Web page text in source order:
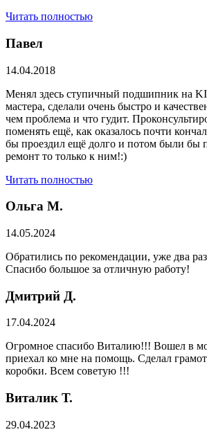
Читать полностью
Павел
14.04.2018
Менял здесь ступичный подшипник на
мастера, сделали очень быстро и
чем проблема и что гудит.
поменять ещё, как оказалось почти
бы проездил ещё долго и потом были бы
ремонт то только к ним!:)
Читать полностью
Ольга М.
14.05.2024
Обратились по рекомендации, уже два
Спасибо большое за отличную работу!
Дмитрий Д.
17.04.2024
Огромное спасибо Виталию!!! Вошел в
приехал ко мне на помощь. Сделал
коробки. Всем советую !!!
Виталик Т.
29.04.2023